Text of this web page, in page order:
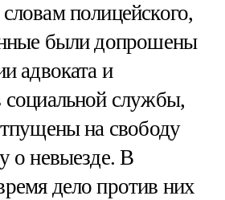
полицейского,
были допрошены
адвоката и
социальной службы,
на свободу
о невыезде. В
дело против них